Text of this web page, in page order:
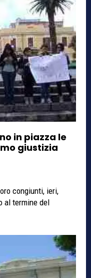
in piazza le
giustizia
congiunti, ieri,
al termine del